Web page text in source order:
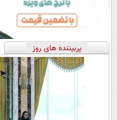
پربیننده های روز